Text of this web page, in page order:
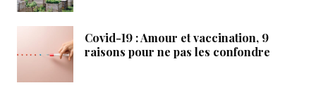
Covid-19 : Amour et vaccination, 9
raisons pour ne pas les confondre